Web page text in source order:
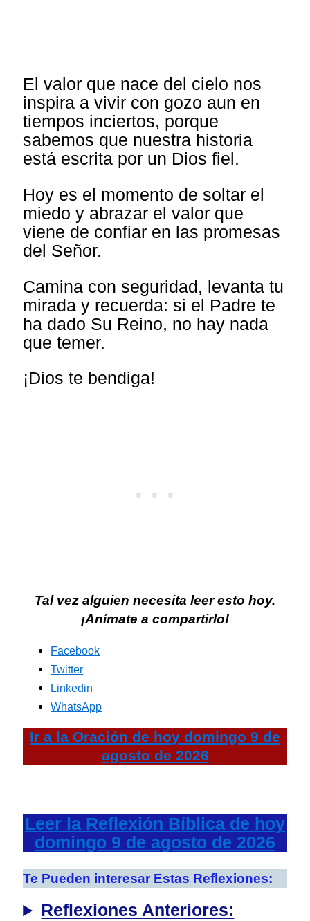
El valor que nace del cielo nos
inspira a vivir con gozo aun en
tiempos inciertos, porque
sabemos que nuestra historia
está escrita por un Dios fiel.
Hoy es el momento de soltar el
miedo y abrazar el valor que
viene de confiar en las promesas
del Señor.
Camina con seguridad, levanta tu
mirada y recuerda: si el Padre te
ha dado Su Reino, no hay nada
que temer.
¡Dios te bendiga!
Tal vez alguien necesita leer esto hoy.
¡Anímate a compartirlo!
Facebook
Twitter
Linkedin
WhatsApp
Ir a la Oración de hoy domingo 9 de
agosto de 2026
Leer la Reflexión Bíblica de hoy
domingo 9 de agosto de 2026
Te Pueden interesar Estas Reflexiones:
Reflexiones Anteriores: